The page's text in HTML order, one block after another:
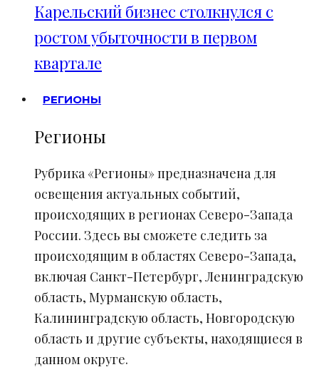
Карельский бизнес столкнулся с
ростом убыточности в первом
квартале
РЕГИОНЫ
Регионы
Рубрика «Регионы» предназначена для
освещения актуальных событий,
происходящих в регионах Северо-Запада
России. Здесь вы сможете следить за
происходящим в областях Северо-Запада,
включая Санкт-Петербург, Ленинградскую
область, Мурманскую область,
Калининградскую область, Новгородскую
область и другие субъекты, находящиеся в
данном округе.